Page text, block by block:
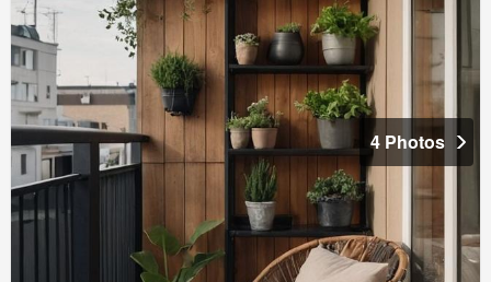
4 Photos